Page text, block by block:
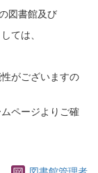
図書館及び
ては、
がございますの
ページよりご確